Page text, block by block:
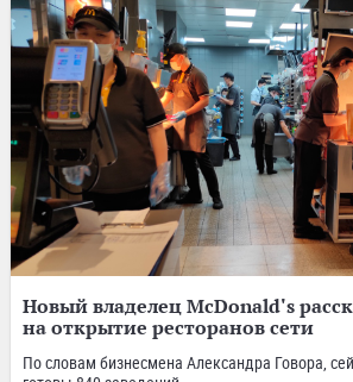
Новый владелец McDonald's
на открытие ресторанов сети
По словам бизнесмена Александра Говора,